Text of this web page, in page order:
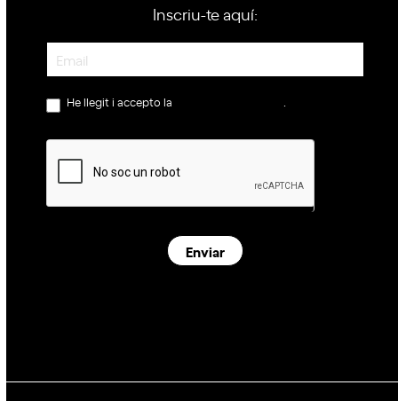
Inscriu-te aquí:
Newsletter
He llegit i accepto la
Enviar